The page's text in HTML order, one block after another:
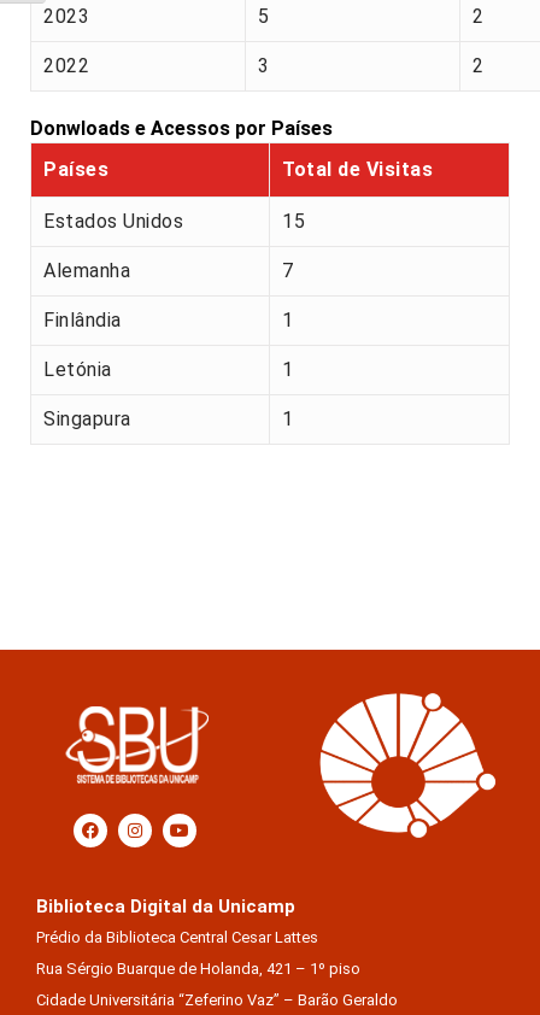
2023 5 2
2022 3 2
Donwloads e Acessos por Países
Países
Total de Visitas
Estados Unidos 15
Alemanha 7
Finlândia 1
Letónia 1
Singapura 1
Biblioteca Digital da Unicamp
Prédio da Biblioteca Central Cesar Lattes
Rua Sérgio Buarque de Holanda, 421 – 1º piso
Cidade Universitária “Zeferino Vaz” – Barão Geraldo